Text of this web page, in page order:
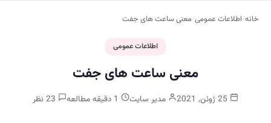
خانه/اطلاعات عمومی/معنی ساعت های جفت
اطلاعات عمومی
معنی ساعت های جفت
مدیر سایت